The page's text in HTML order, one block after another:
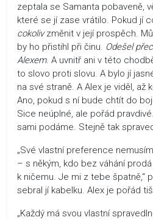
zeptala se Samanta pobaveně,
které se jí zase vrátilo. Pokud jí
cokolivzměnit v její prospěch.
by ho přistihl při činu. Odešel
Alexem. A uvnitř ani v této
to slovo proti slovu. A bylo jí
na své straně. A Alex je viděl, až
Ano, pokud s ní bude chtít do
Sice neúplné, ale pořád
sami podáme. Stejně tak
„Své vlastní preference
– s někým, kdo bez váhání
k ničemu. Je mi z tebe špatně,“
sebral jí kabelku. Alex je pořád
„Každý má svou vlastní